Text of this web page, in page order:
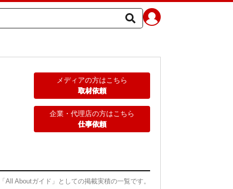
メディアの方はこちら
取材依頼
企業・代理店の方はこちら
仕事依頼
「All Aboutガイド」としての掲載実積の一覧です。